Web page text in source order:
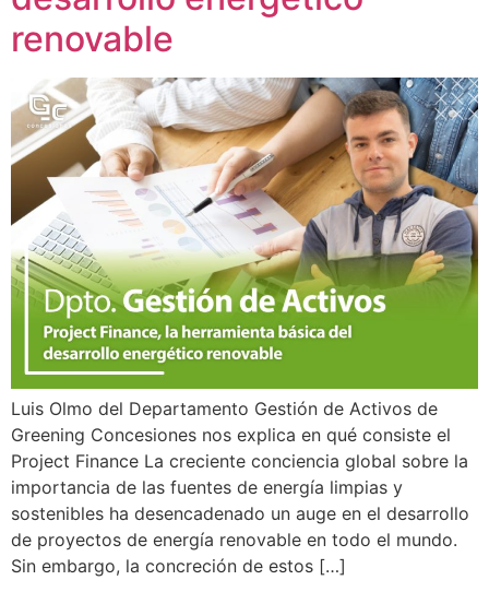
renovable
Luis Olmo del Departamento Gestión de Activos de
Greening Concesiones nos explica en qué consiste el
Project Finance La creciente conciencia global sobre la
importancia de las fuentes de energía limpias y
sostenibles ha desencadenado un auge en el desarrollo
de proyectos de energía renovable en todo el mundo.
Sin embargo, la concreción de estos […]